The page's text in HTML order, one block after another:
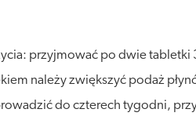
przyjmować po dwie tabletki
należy zwiększyć podaż
do czterech tygodni,